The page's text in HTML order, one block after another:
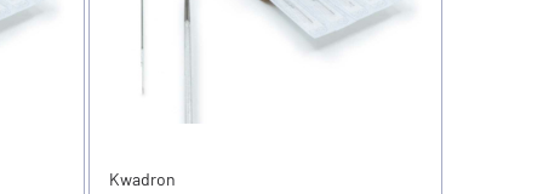
Kwadron